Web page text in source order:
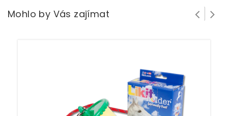
Mohlo by Vás zajímat